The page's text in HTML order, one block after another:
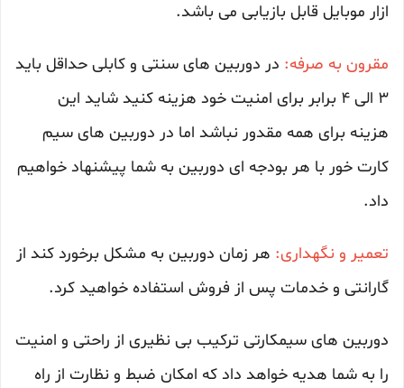
ازار موبایل قابل بازیابی می باشد.
مقرون به صرفه: در دوربین های سنتی و کابلی حداقل باید
3 الی 4 برابر برای امنیت خود هزینه کنید شاید این
هزینه برای همه مقدور نباشد اما در دوربین های سیم
کارت خور با هر بودجه ای دوربین به شما پیشنهاد خواهیم
داد.
تعمیر و نگهداری: هر زمان دوربین به مشکل برخورد کند از
گارانتی و خدمات پس از فروش استفاده خواهید کرد.
دوربین های سیمکارتی ترکیب بی نظیری از راحتی و امنیت
را به شما هدیه خواهد داد که امکان ضبط و نظارت از راه